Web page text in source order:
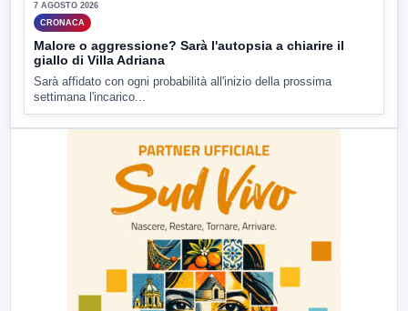
7 AGOSTO 2026
CRONACA
Malore o aggressione? Sarà l'autopsia a chiarire il
giallo di Villa Adriana
Sarà affidato con ogni probabilità all'inizio della prossima
settimana l'incarico...